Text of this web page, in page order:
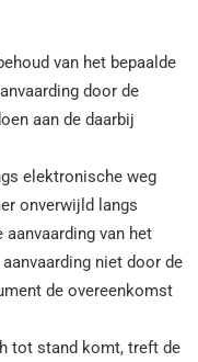
van het bepaalde
door de
aan de daarbij
elektronische weg
onverwijld langs
van het
niet door de
de overeenkomst
tot stand komt, treft de